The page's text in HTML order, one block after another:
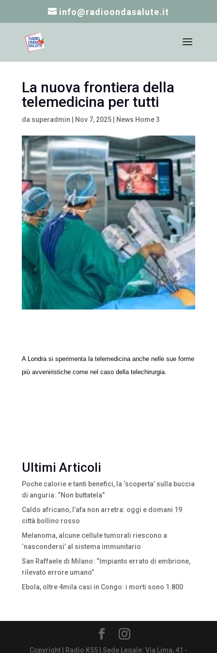
info@radioondasalute.it
La nuova frontiera della
telemedicina per tutti
da superadmin Nov 7, 2025| News Home 3
A Londra si sperimenta la telemedicina anche nelle sue forme
più avveniristiche come nel caso della telechirurgia.
Ultimi Articoli
Poche calorie e tanti benefici, la ‘scoperta’ sulla buccia
di anguria: “Non buttatela”
Caldo africano, l’afa non arretra: oggi e domani 19
città bollino rosso
Melanoma, alcune cellule tumorali riescono a
‘nascondersi’ al sistema immunitario
San Raffaele di Milano: “Impianto errato di embrione,
rilevato errore umano”
Ebola, oltre 4mila casi in Congo: i morti sono 1.800
Copyright | Radio K55 | Sede Legale: Via Lima, 41 -